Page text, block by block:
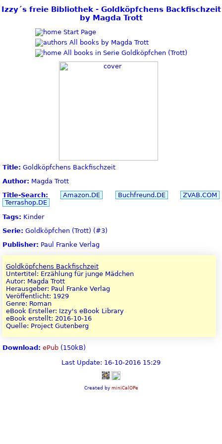
Izzy´s freie Bibliothek - Goldköpfchens Backfischzeit
by Magda Trott
Start Page
All books by Magda Trott
All books in Serie Goldköpfchen (Trott)
Title: Goldköpfchens Backfischzeit
Author: Magda Trott
Title-Search:
Amazon.DE Buchfreund.DE
ZVAB.COM
Terrashop.DE
Tags: Kinder
Serie: Goldköpfchen (Trott) (#3)
Publisher: Paul Franke Verlag
Goldköpfchens Backfischzeit
Untertitel: Erzählung für junge Mädchen
Autor: Magda Trott
Herausgeber: Paul Franke Verlag
Veröffentlicht: 1929
Genre: Roman
eBook Ersteller: Izzy's eBook Library
eBook erstellt: 2016-10-16
Quelle: Project Gutenberg
Download: ePub (150kB)
Last Update: 16-10-2016 15:29
Created by miniCalOPe